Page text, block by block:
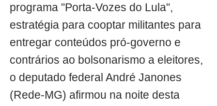
programa "Porta-Vozes do Lula",
estratégia para cooptar militantes para
entregar conteúdos pró-governo e
contrários ao bolsonarismo a eleitores,
o deputado federal André Janones
(Rede-MG) afirmou na noite desta